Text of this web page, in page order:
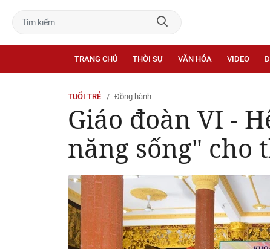
TRANG CHỦ THỜI SỰ VĂN HÓA VIDEO
TUỔI TRẺ Đồng hành
Giáo đoàn VI -
năng sống" cho